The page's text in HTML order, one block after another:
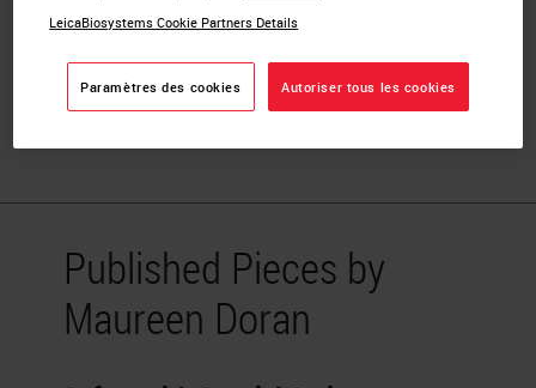
Histotechnologist Of The Year award from the Illinois
Society for Histotechnologists and was the recipient of
Published Pieces by
Maureen Doran
LeicaBiosystems Cookie Partners Details
Paramètres des cookies Autoriser tous les cookies